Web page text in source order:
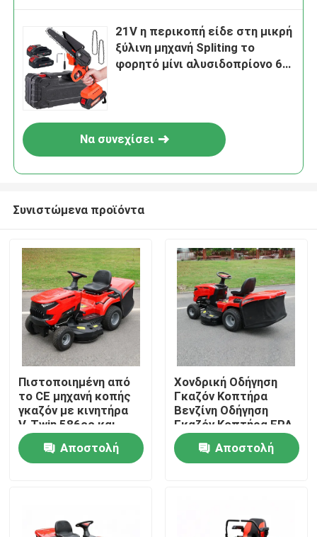
Σπίτι
Βίντεο
21V η περικοπή είδε στη μικρή
ξύλινη μηχανή Spliting το
φορητό μίνι αλυσιδοπρίονο 6
Να συνεχίσει
Συνιστώμενα προϊόντα
Πιστοποιημένη από
το CE μηχανή κοπής
γκαζόν με κινητήρα
V-Twin 586cc και
πλάτος κοπής 40,2
ίντσες με 245L
γκαζόν
Αποστολή
Χονδρική Οδήγηση
Γκαζόν Κοπτήρα
Βενζίνη Οδήγηση
Γκαζόν Κοπτήρα EPA
Εγκρίθηκε 420cc
Μηχανή 38" Κόψιμο
πλάτος Γκαζόν
Αποστολή